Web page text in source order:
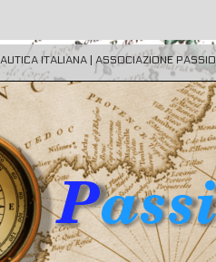
ITALIANA | ASSOCIAZIONE